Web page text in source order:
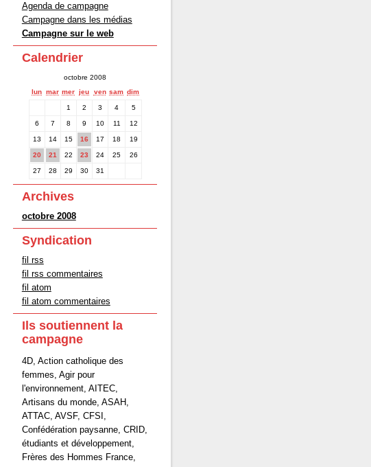
Agenda de campagne
Campagne dans les médias
Campagne sur le web
Calendrier
octobre 2008
lun mar mer jeu ven sam dim
1 2 3 4 5
6 7 8 9 10 11 12
13 14 15 16 17 18 19
20 21 22 23 24 25 26
27 28 29 30 31
Archives
octobre 2008
Syndication
fil rss
fil rss commentaires
fil atom
fil atom commentaires
Ils soutiennent la
campagne
4D, Action catholique des
femmes, Agir pour
l'environnement, AITEC,
Artisans du monde, ASAH,
ATTAC, AVSF, CFSI,
Confédération paysanne, CRID,
étudiants et développement,
Frères des Hommes France,